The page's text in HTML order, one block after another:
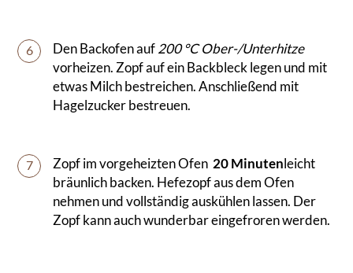
6 Den Backofen auf200 °C Ober-/Unterhitze
vorheizen. Zopf auf ein Backbleck legen und mit
etwas Milch bestreichen. Anschließend mit
Hagelzucker bestreuen.
7 Zopf im vorgeheizten Ofen 20 Minutenleicht
bräunlich backen. Hefezopf aus dem Ofen
nehmen und vollständig auskühlen lassen. Der
Zopf kann auch wunderbar eingefroren werden.